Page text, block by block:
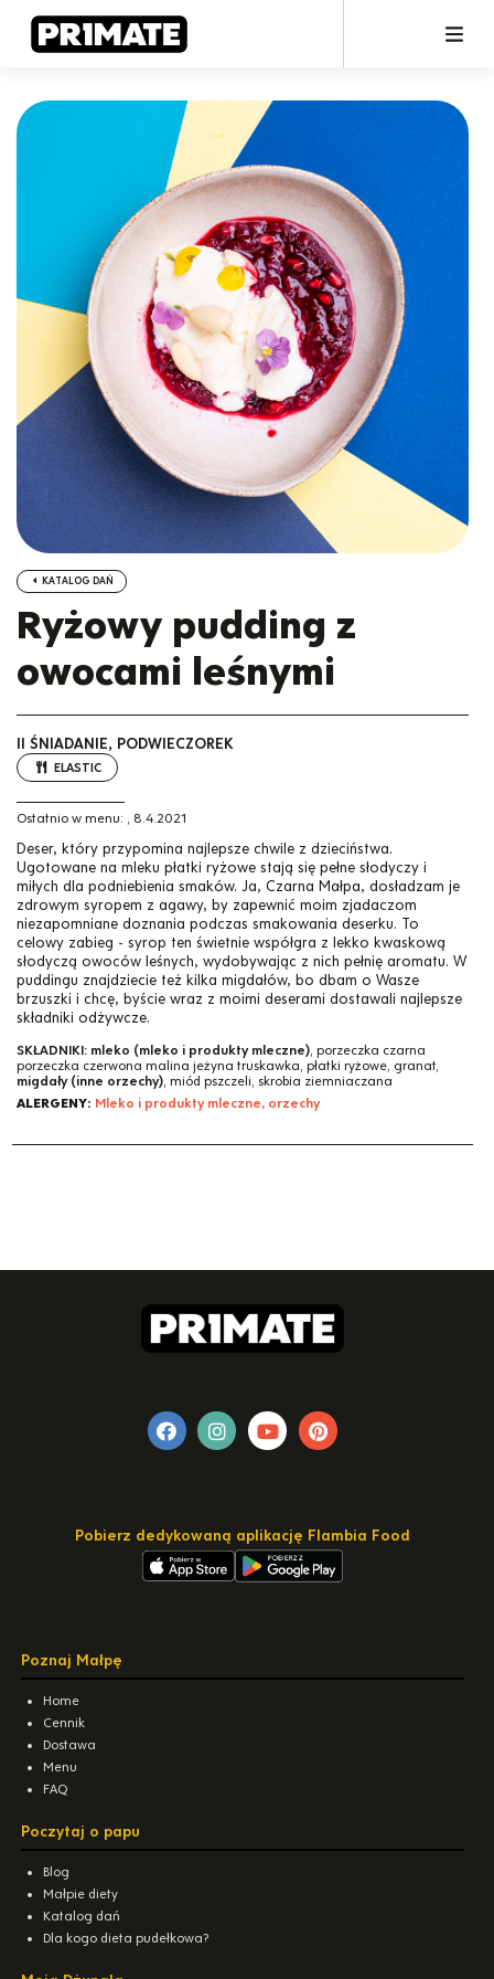
KATALOG DAŃ
Ryżowy pudding z
owocami leśnymi
II ŚNIADANIE, PODWIECZOREK
ELASTIC
Ostatnio w menu: , 8.4.2021
Deser, który przypomina najlepsze chwile z dzieciństwa.
Ugotowane na mleku płatki ryżowe stają się pełne słodyczy i
miłych dla podniebienia smaków. Ja, Czarna Małpa, dosładzam je
zdrowym syropem z agawy, by zapewnić moim zjadaczom
niezapomniane doznania podczas smakowania deserku. To
celowy zabieg - syrop ten świetnie współgra z lekko kwaskową
słodyczą owoców leśnych, wydobywając z nich pełnię aromatu. W
puddingu znajdziecie też kilka migdałów, bo dbam o Wasze
brzuszki i chcę, byście wraz z moimi deserami dostawali najlepsze
składniki odżywcze.
SKŁADNIKI: mleko (mleko i produkty mleczne), porzeczka czarna
porzeczka czerwona malina jeżyna truskawka, płatki ryżowe, granat,
migdały (inne orzechy), miód pszczeli, skrobia ziemniaczana
ALERGENY: Mleko i produkty mleczne, orzechy
Pobierz dedykowaną aplikację Flambia Food
Poznaj Małpę
Home
Cennik
Dostawa
Menu
FAQ
Poczytaj o papu
Blog
Małpie diety
Katalog dań
Dla kogo dieta pudełkowa?